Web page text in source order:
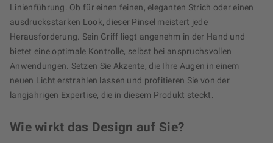
Linienführung. Ob für einen feinen, eleganten Strich oder einen
ausdrucksstarken Look, dieser Pinsel meistert jede
Herausforderung. Sein Griff liegt angenehm in der Hand und
bietet eine optimale Kontrolle, selbst bei anspruchsvollen
Anwendungen. Setzen Sie Akzente, die Ihre Augen in einem
neuen Licht erstrahlen lassen und profitieren Sie von der
langjährigen Expertise, die in diesem Produkt steckt.
Wie wirkt das Design auf Sie?